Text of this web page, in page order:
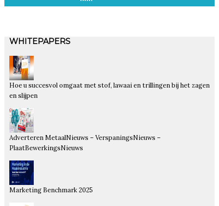
WHITEPAPERS
Hoe u succesvol omgaat met stof, lawaai en trillingen bij het zagen
en slijpen
Adverteren MetaalNieuws – VerspaningsNieuws –
PlaatBewerkingsNieuws
Marketing Benchmark 2025